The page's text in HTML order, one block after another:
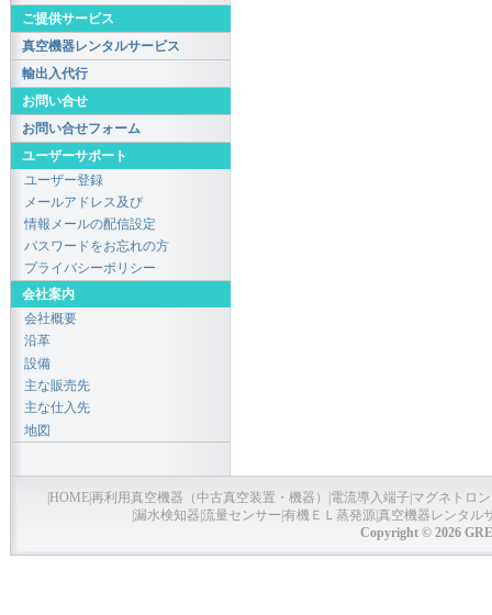
ご提供サービス
真空機器レンタルサービス
輸出入代行
お問い合せ
お問い合せフォーム
ユーザーサポート
ユーザー登録
メールアドレス及び
情報メールの配信設定
パスワードをお忘れの方
プライバシーポリシー
会社案内
会社概要
沿革
設備
主な販売先
主な仕入先
地図
HOME再利用真空機器（中古真空装置・機器） 電流導入端子 マグネトロ
漏水検知器 流量センサー 有機ＥＬ蒸発源真空機器レンタル
Copyright © 2026